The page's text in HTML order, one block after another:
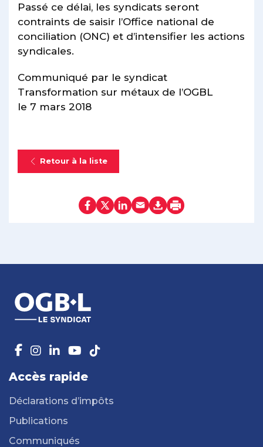
Passé ce délai, les syndicats seront
contraints de saisir l’Office national de
conciliation (ONC) et d’intensifier les actions
syndicales.
Communiqué par le syndicat
Transformation sur métaux de l’OGBL
le 7 mars 2018
Retour à la liste
Accès rapide
Déclarations d’impôts
Publications
Communiqués